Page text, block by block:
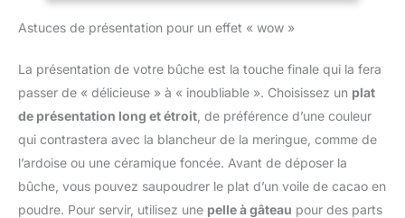
réglable, ce chalumeau
multifonction n'est pas
seulement idéal pour la
cuisson, la cuisson sous
vide, la saisie de viande
fonctionne également
pour le soudage,
l'artisanat, le bricolage de
Conception
Économique: Ce
chalumeau gaz est
L'adaptateur inclus le
rend compatible avec la
plupart des cartouches
de gaz standard (bec
long ou court). La
termometre cuison utilise
acier inoxydable de 13
cm, suffisamment longue
pour éviter de vous
brûler les mains pendant
la mesure ; plage de
température : -50 ℃ ~
300 ℃ Économie
d'énergie : Fonction
Lait, Vin (Noir)
plage de mesure de -50
572 °F). Notre
thermometre cuisson est
le lait, la cuisson et la
préparation de
confitures. Le guide du
thermomètre de cuisson
Astuces de présentation pour un effet « wow »
La présentation de votre bûche est la touche finale qui la fera
passer de « délicieuse » à « inoubliable ». Choisissez un plat
de présentation long et étroit , de préférence d’une couleur
qui contrastera avec la blancheur de la meringue, comme de
l’ardoise ou une céramique foncée. Avant de déposer la
bûche, vous pouvez saupoudrer le plat d’un voile de cacao en
poudre. Pour servir, utilisez une pelle à gâteau pour des parts